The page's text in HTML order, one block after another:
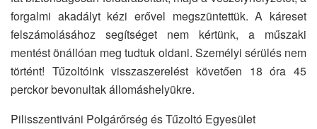
forgalmi akadályt kézi erővel megszüntettük. A káreset
felszámolásához segítséget nem kértünk, a műszaki
mentést önállóan meg tudtuk oldani. Személyi sérülés nem
történt! Tűzoltóink visszaszerelést követően 18 óra 45
perckor bevonultak állomáshelyükre.
Pilisszentiváni Polgárőrség és Tűzoltó Egyesület